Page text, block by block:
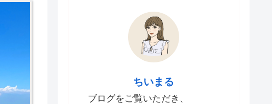
ちいまる
ブログをご覧いただき、